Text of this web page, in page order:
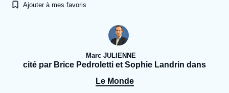
Se connecter
Ajouter à mes favoris
Marc JULIENNE
cité par Brice Pedroletti et Sophie Landrin dans
Le Monde